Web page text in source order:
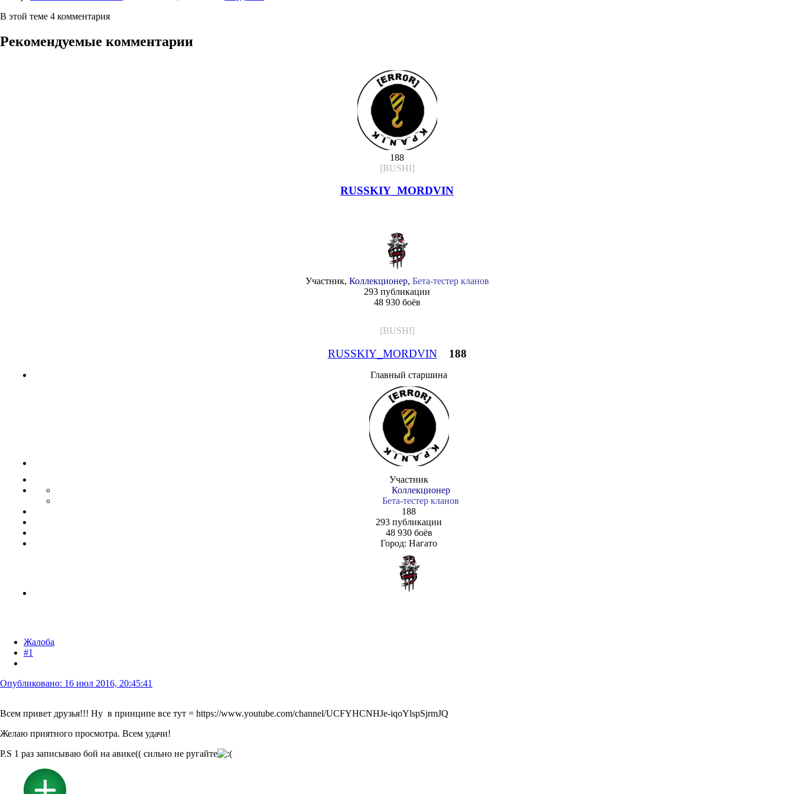
В этой теме 4 комментария
Рекомендуемые комментарии
188
[BUSHI]
RUSSKIY_MORDVIN
Участник, Коллекционер, Бета-тестер кланов
293 публикации
48 930 боёв
[BUSHI]
RUSSKIY_MORDVIN 188
Главный старшина
Участник
Коллекционер
Бета-тестер кланов
188
293 публикации
48 930 боёв
Город: Нагато
Жалоба
#1
Опубликовано: 16 июл 2016, 20:45:41
Всем привет друзья!!! Ну в принципе все тут = https://www.youtube.com/channel/UCFYHCNHJe-iqoYlspSjrmJQ
Желаю приятного просмотра. Всем удачи!
P.S 1 раз записываю бой на авике(( сильно не ругайте